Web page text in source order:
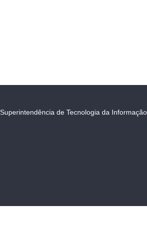
Superintendência de Tecnologia da Informação